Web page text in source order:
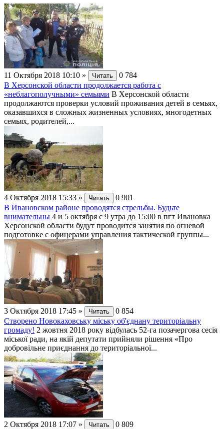
11 Октября 2018 10:10 » Читать 0 784
В Херсонской области продолжается работа с
«неблагополучными» семьями В Херсонской области
продолжаются проверки условий проживания детей в семьях,
оказавшихся в сложных жизненных условиях, многодетных
семьях, родителей,...
4 Октября 2018 15:33 » Читать 0 901
В Ивановском районе проводятся стрельбы. Будьте
внимательны 4 и 5 октября с 9 утра до 15:00 в пгт Ивановка
Херсонской области будут проводится занятия по огневой
подготовке с офицерами управления тактической группы...
3 Октября 2018 17:45 » Читать 0 854
Створено Новокаховську міську об'єднану територіальну
громаду! 2 жовтня 2018 року відбулась 52-га позачергова сесія
міської ради, на якій депутати прийняли рішення «Про
добровільне приєднання до територіальної...
2 Октября 2018 17:07 » Читать 0 809